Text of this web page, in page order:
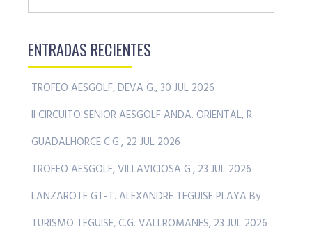
ENTRADAS RECIENTES
TROFEO AESGOLF, DEVA G., 30 JUL 2026
II CIRCUITO SENIOR AESGOLF ANDA. ORIENTAL, R.
GUADALHORCE C.G., 22 JUL 2026
TROFEO AESGOLF, VILLAVICIOSA G., 23 JUL 2026
LANZAROTE GT-T. ALEXANDRE TEGUISE PLAYA By
TURISMO TEGUISE, C.G. VALLROMANES, 23 JUL 2026